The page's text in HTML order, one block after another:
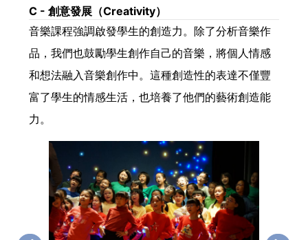
C - 創意發展（Creativity）
音樂課程強調啟發學生的創造力。除了分析音樂作
品，我們也鼓勵學生創作自己的音樂，將個人情感
和想法融入音樂創作中。這種創造性的表達不僅豐
富了學生的情感生活，也培養了他們的藝術創造能
力。